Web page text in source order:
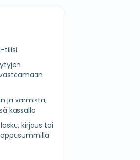
tilisi
ja varmista,
kassalla
kirjaus tai